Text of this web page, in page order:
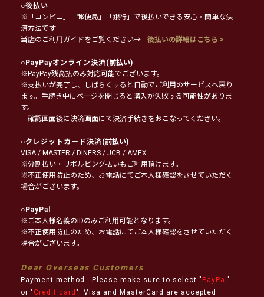
○後払い
※「コンビニ」「郵便局」「銀行」で後払いできる安心・簡単な決
済方法です
当店のご利用ガイドをご覧ください→
後払いの詳細はこちら >
○PayPayオンライン決済(前払い)
※PayPay残高払のみ対応可能でございます。
※支払いが完了し、しばらくすると自動でご利用のサービスへ戻り
ます。手続き中にページを閉じると購入が失敗する可能性がありま
す。
確認画面後に決済画面にて決済手続きをおこなってください。
○クレジットカード決済(前払い)
VISA / MASTER / DINERS / JCB / AMEX
※分割払い・リボルビング払いもご利用頂けます。
※不正使用防止のため、お電話にてご本人様確認をさせていただく
場合がございます。
○PayPal
※ご本人様名義のIDのみご利用可能となります。
※不正使用防止のため、お電話にてご本人様確認をさせていただく
場合がございます。
Dear Overseas Customers
Payment method : Please make sure to select " PayPal "
or " Credit card ". Visa and MasterCard are accepted.